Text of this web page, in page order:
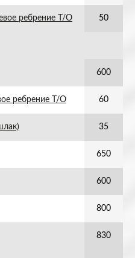
ребрение Т/О 50
600
ребрение Т/О 60
35
650
600
800
830